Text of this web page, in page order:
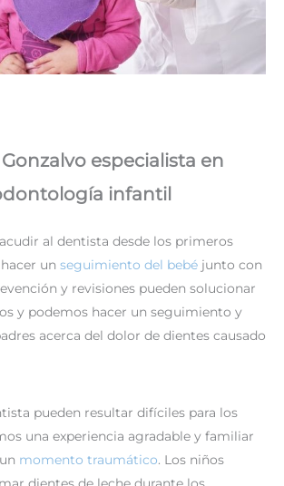
especialista en
infantil
al dentista desde los primeros
un seguimiento del bebé junto con
y revisiones pueden solucionar
y podemos hacer un seguimiento y
acerca del dolor de dientes causado
pueden resultar difíciles para los
una experiencia agradable y familiar
momento traumático. Los niños